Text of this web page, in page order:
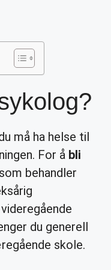
må ha helse til
For å bli
behandler
du generell
skole.